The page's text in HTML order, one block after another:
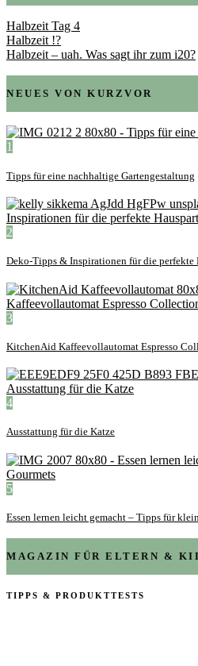
Halbzeit Tag 4
Halbzeit !?
Halbzeit – uah. Was sagt ihr zum i20?
NEUES VON KURZVOR
1
Tipps für eine nachhaltige Gartengestaltung
2
Deko-Tipps & Inspirationen für die perfekte
3
KitchenAid Kaffeevollautomat Espresso
4
Ausstattung für die Katze
5
Essen lernen leicht gemacht – Tipps für
MAGAZIN FÜR ELTERN &
TIPPS & PRODUKTTESTS